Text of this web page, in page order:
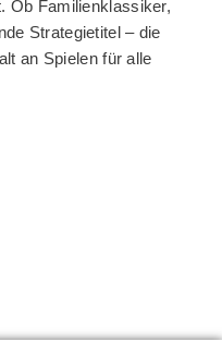
Ob Familienklassiker,
Strategietitel – die
an Spielen für alle